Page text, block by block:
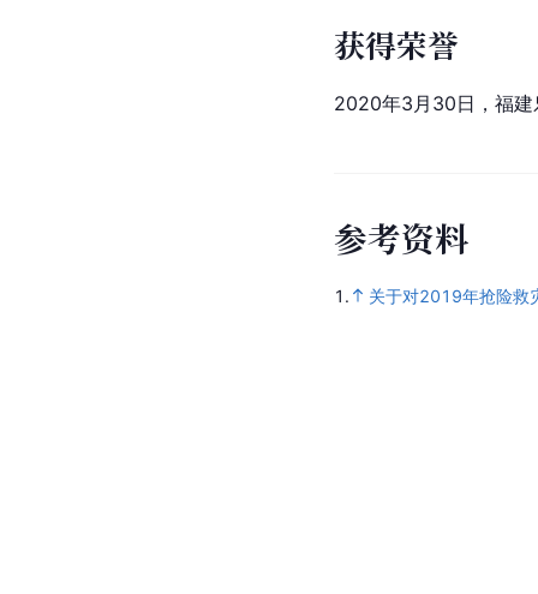
获得荣誉
2020年3月30日，福建
参考资料
1. 关于对2019年抢险救